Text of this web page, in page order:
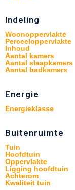
Indeling
Woonoppervlakte
Perceeloppervlakte
Inhoud
Aantal kamers
Aantal slaapkamers
Aantal badkamers
Energie
Energieklasse
Buitenruimte
Tuin
Hoofdtuin
Oppervlakte
Ligging hoofdtuin
Achterom
Kwaliteit tuin